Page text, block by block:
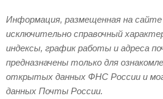
Информация, размещенная на сайте
исключительно справочный
индексы, график работы и адреса
предназначены только для
открытых данных ФНС России и
данных Почты России.